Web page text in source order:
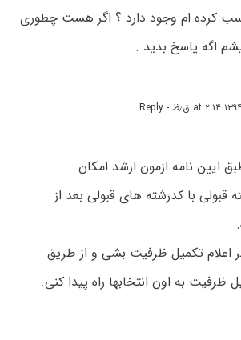
کسب کرده ام وجود دارد ؟ اگر هست چطوری
اگه پاسخ بدید .
- Reply
ایین نامه ازمون ارشد امکان
قبولی با کدرشته های قبولی بعد از
اعلام تکمیل ظرفیت بشی و از طریق
ظرفیت به اون انتخابها راه پیدا کنی.